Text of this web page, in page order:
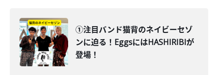
①注目バンド猫背のネイビーセゾ
ンに迫る！EggsにはHASHIRIBIが
登場！